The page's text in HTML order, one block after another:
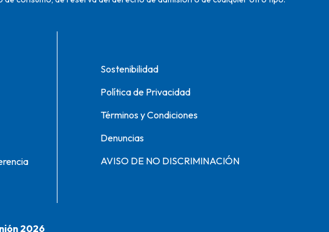
Sostenibilidad
Política de Privacidad
Términos y Condiciones
Denuncias
AVISO DE NO DISCRIMINACIÓN
2026